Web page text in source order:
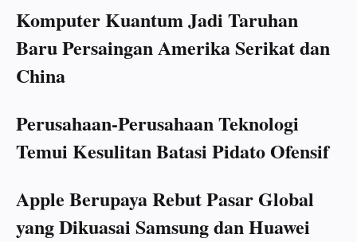
Komputer Kuantum Jadi Taruhan
Baru Persaingan Amerika Serikat dan
China
Perusahaan-Perusahaan Teknologi
Temui Kesulitan Batasi Pidato Ofensif
Apple Berupaya Rebut Pasar Global
yang Dikuasai Samsung dan Huawei